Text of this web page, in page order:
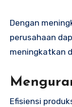
Dengan
perusahaan
meningkatkan
Efisiensi